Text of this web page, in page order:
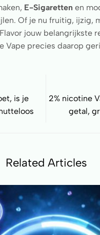
E-Sigaretten en
Of je nu fruitig, ijzig,
jouw belangrijkste
Vape precies daarop
is je
2% nicotine
getal,
Related Articles